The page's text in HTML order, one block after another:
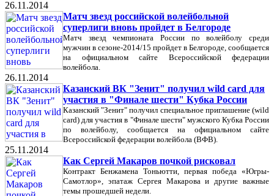
26.11.2014
Матч звезд российской волейбольной
суперлиги вновь пройдет в Белгороде
Матч звезд чемпионата России по волейболу среди
мужчин в сезоне-2014/15 пройдет в Белгороде, сообщается
на официальном сайте Всероссийской федерации
волейбола.
26.11.2014
Казанский ВК "Зенит" получил wild card для
участия в "Финале шести" Кубка России
Казанский "Зенит" получил специальное приглашение (wild
card) для участия в "Финале шести" мужского Кубка России
по волейболу, сообщается на официальном сайте
Всероссийской федерации волейбола (ВФВ).
25.11.2014
Как Сергей Макаров почкой рисковал
Контракт Бенжамена Тоньютти, первая победа «Югры-
Самотлор», эпатаж Сергея Макарова и другие важные
темы прошедшей недели.